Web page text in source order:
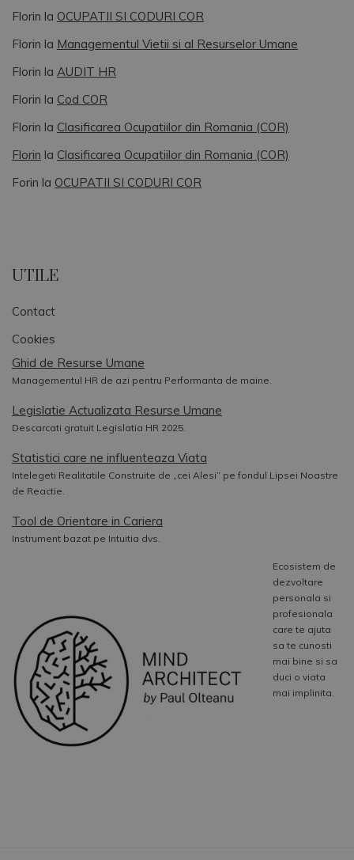
Florin la OCUPATII SI CODURI COR
Florin la Managementul Vietii si al Resurselor Umane
Florin la AUDIT HR
Florin la Cod COR
Florin la Clasificarea Ocupatiilor din Romania (COR)
Florin la Clasificarea Ocupatiilor din Romania (COR)
Forin la OCUPATII SI CODURI COR
UTILE
Contact
Cookies
Ghid de Resurse Umane
Managementul HR de azi pentru Performanta de maine.
Legislatie Actualizata Resurse Umane
Descarcati gratuit Legislatia HR 2025.
Statistici care ne influenteaza Viata
Intelegeti Realitatile Construite de „cei Alesi” pe fondul Lipsei Noastre
de Reactie.
Tool de Orientare in Cariera
Instrument bazat pe Intuitia dvs.
Ecosistem de
dezvoltare
personala si
profesionala
care te ajuta
sa te cunosti
mai bine si sa
duci o viata
mai implinita.